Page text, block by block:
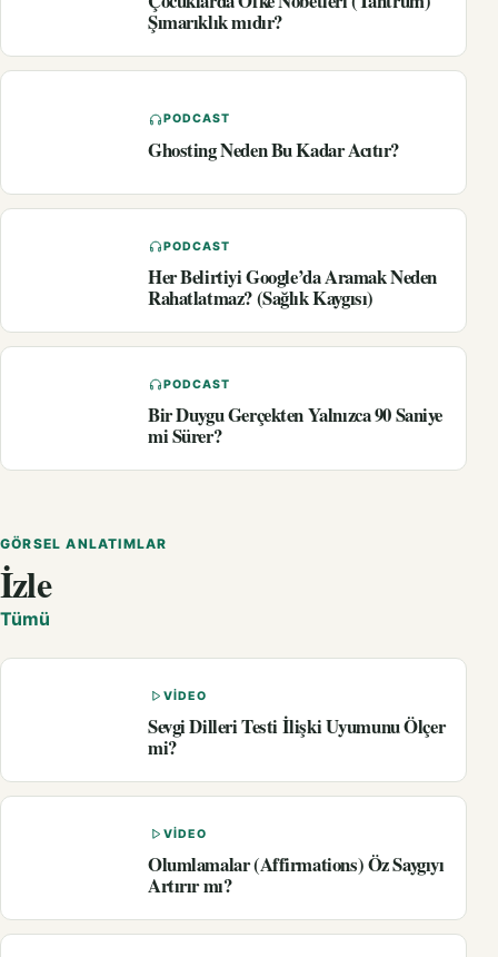
Şımarıklık mıdır?
PODCAST
Ghosting Neden Bu Kadar Acıtır?
PODCAST
Her Belirtiyi Google’da Aramak Neden
Rahatlatmaz? (Sağlık Kaygısı)
PODCAST
Bir Duygu Gerçekten Yalnızca 90 Saniye
mi Sürer?
GÖRSEL ANLATIMLAR
İzle
Tümü
VIDEO
Sevgi Dilleri Testi İlişki Uyumunu Ölçer
mi?
VIDEO
Olumlamalar (Affirmations) Öz Saygıyı
Artırır mı?